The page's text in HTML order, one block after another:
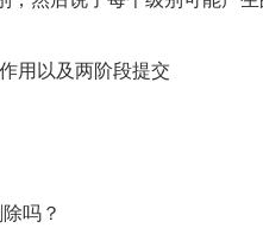
用以及两阶段提交
吗？